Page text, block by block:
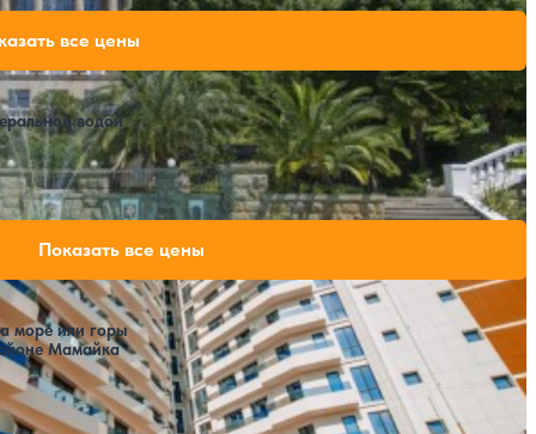
водой
Расстояние до пляжа: 400 метров.
142,800 ₽
154,000 ₽
за 7 ночей, 2 взрослых
161,000 ₽
за 7 ночей, 2 взрослых
все цены
море или горы
Мамайка
59,600 ₽
за 7 ночей, 2 взрослых
Показать все цены